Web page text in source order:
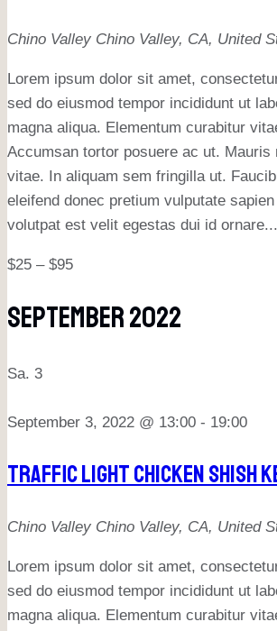
Chino Valley Chino Valley, CA, United
Lorem ipsum dolor sit amet,
sed do eiusmod tempor incididunt ut
magna aliqua. Elementum curabitur
Accumsan tortor posuere ac ut. Mauris
vitae. In aliquam sem fringilla ut.
eleifend donec pretium vulputate
volutpat est velit egestas dui id
$25 – $95
September 2022
Sa. 3
September 3, 2022 @ 13:00 - 19:00
Traffic Light Chicken Shish
Chino Valley Chino Valley, CA, United
Lorem ipsum dolor sit amet,
sed do eiusmod tempor incididunt ut
magna aliqua. Elementum curabitur